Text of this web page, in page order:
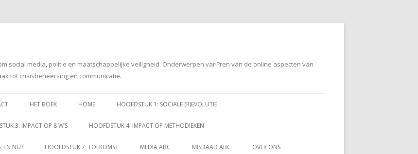
social media, politie en maatschappelijke veiligheid. Onderwerpen vari?ren van de online aspecten van
tot crisisbeheersing en communicatie.
naar
HET BOEK HOME HOOFDSTUK 1: SOCIALE (R)EVOLUTIE
3: IMPACT OP 8 W’S HOOFDSTUK 4: IMPACT OP METHODIEKEN
EN NU? HOOFDSTUK 7: TOEKOMST MEDIA ABC MISDAAD ABC OVER ONS